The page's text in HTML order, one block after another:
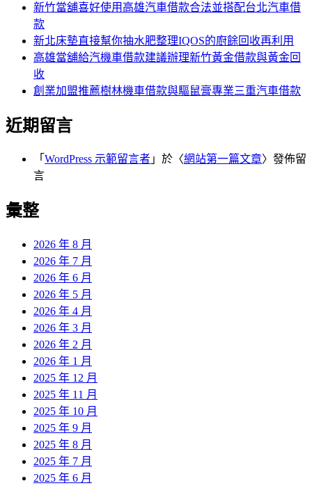
新竹當舖喜好使用高雄汽車借款合法並搭配台北汽車借
款
新北床墊直接幫你抽水肥整理IQOS的廚餘回收再利用
高雄當舖給汽機車借款建議辦理新竹黃金借款與黃金回
收
創業加盟推薦樹林機車借款與驅鼠膏專業三重汽車借款
近期留言
「 WordPress 示範留言者 」於〈網站第一篇文章〉發佈留
言
彙整
2026 年 8 月
2026 年 7 月
2026 年 6 月
2026 年 5 月
2026 年 4 月
2026 年 3 月
2026 年 2 月
2026 年 1 月
2025 年 12 月
2025 年 11 月
2025 年 10 月
2025 年 9 月
2025 年 8 月
2025 年 7 月
2025 年 6 月